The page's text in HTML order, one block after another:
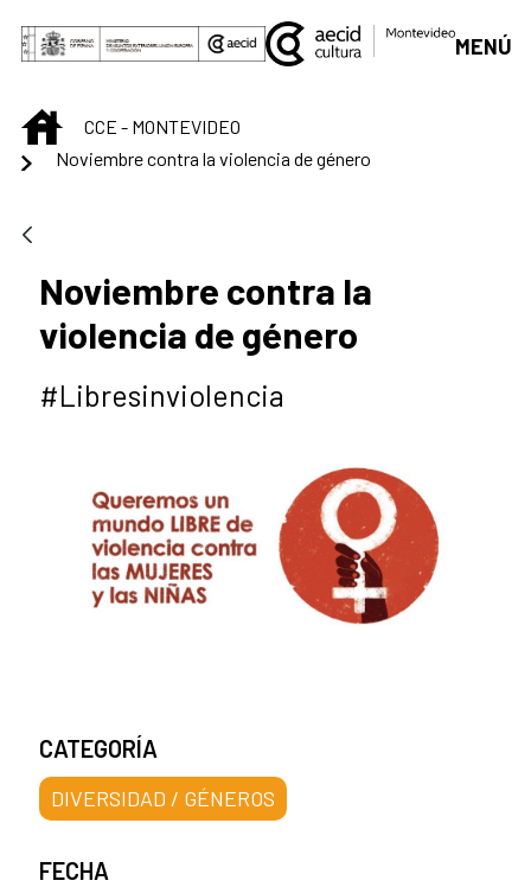
Saut au contenu principal
MENÚ
INICIOCCE - MONTEVIDEO
Noviembre contra la violencia de género
Noviembre contra la
violencia de género
#Libresinviolencia
CATEGORÍA
DIVERSIDAD / GÉNEROS
FECHA